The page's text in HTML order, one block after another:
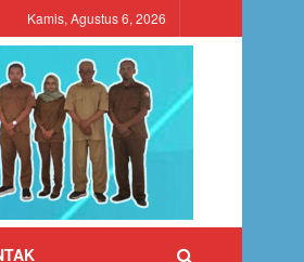
Kamis, Agustus 6, 2026